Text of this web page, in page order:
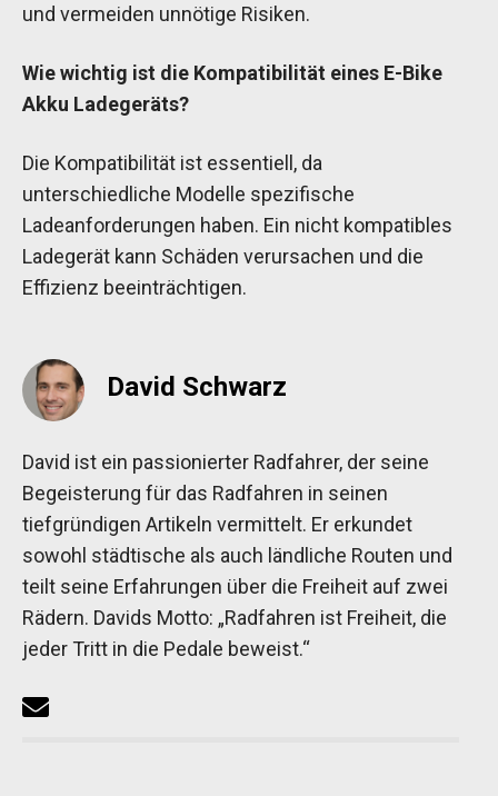
und vermeiden unnötige Risiken.
Wie wichtig ist die Kompatibilität eines E-Bike
Akku Ladegeräts?
Die Kompatibilität ist essentiell, da
unterschiedliche Modelle spezifische
Ladeanforderungen haben. Ein nicht kompatibles
Ladegerät kann Schäden verursachen und die
Effizienz beeinträchtigen.
David Schwarz
David ist ein passionierter Radfahrer, der seine
Begeisterung für das Radfahren in seinen
tiefgründigen Artikeln vermittelt. Er erkundet
sowohl städtische als auch ländliche Routen und
teilt seine Erfahrungen über die Freiheit auf zwei
Rädern. Davids Motto: „Radfahren ist Freiheit, die
jeder Tritt in die Pedale beweist.“